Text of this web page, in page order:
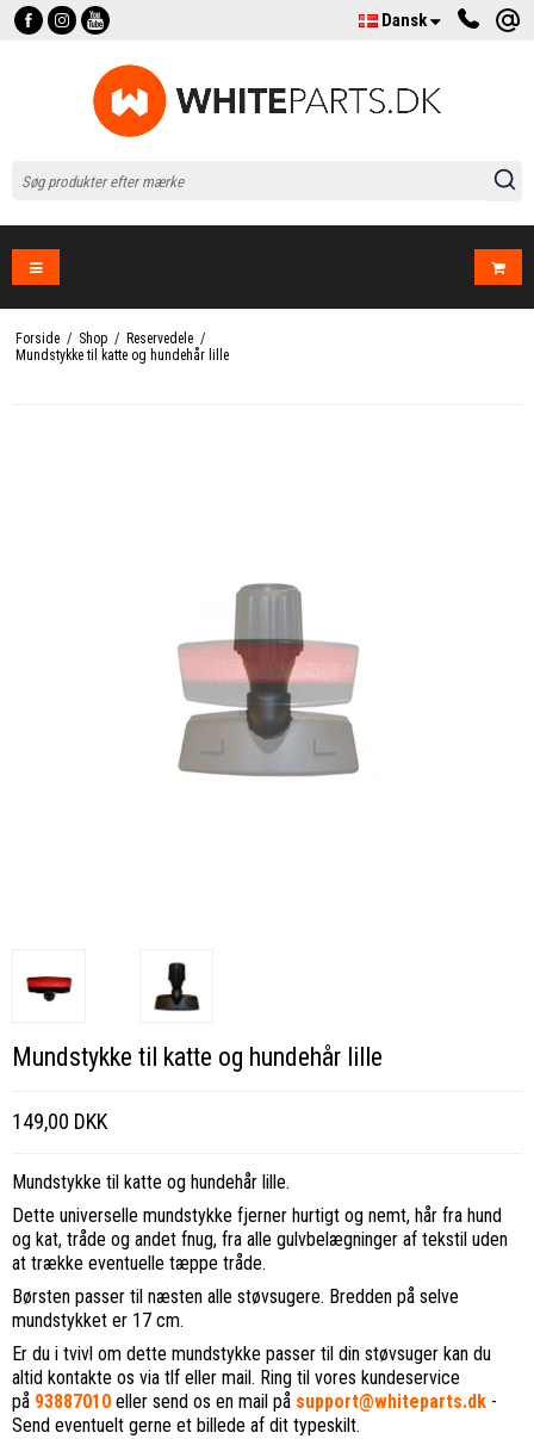
Dansk
Forside / Shop / Reservedele /
Mundstykke til katte og hundehår lille
Mundstykke til katte og hundehår lille
149,00 DKK
Mundstykke til katte og hundehår lille.
Dette universelle mundstykke fjerner hurtigt og nemt, hår fra hund
og kat, tråde og andet fnug, fra alle gulvbelægninger af tekstil uden
at trække eventuelle tæppe tråde.
Børsten passer til næsten alle støvsugere. Bredden på selve
mundstykket er 17 cm.
Er du i tvivl om dette mundstykke passer til din støvsuger kan du
altid kontakte os via tlf eller mail. Ring til vores kundeservice
på 93887010 eller send os en mail på support@whiteparts.dk -
Send eventuelt gerne et billede af dit typeskilt.